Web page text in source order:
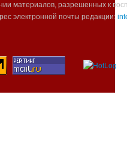
материалов, разрешенных к
электронной почты редакции: